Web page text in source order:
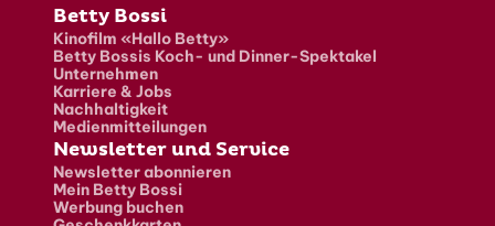
Fusszeile
Betty Bossi
Kinofilm «Hallo Betty»
Betty Bossis Koch- und Dinner-Spektakel
Unternehmen
Karriere & Jobs
Nachhaltigkeit
Medienmitteilungen
Newsletter und Service
Newsletter abonnieren
Mein Betty Bossi
Werbung buchen